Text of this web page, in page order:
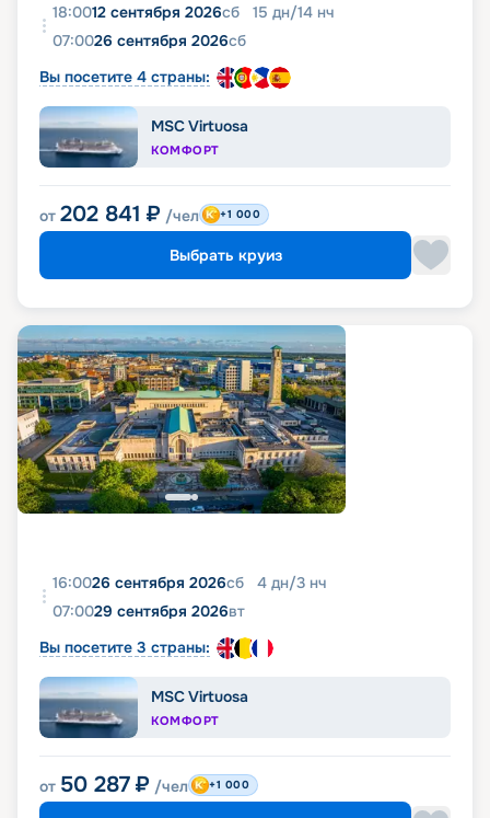
18:0012 сентября 2026сб 15 дн/14 нч
07:0026 сентября 2026сб
Вы посетите 4 страны:
MSC Virtuosa
КОМФОРТ
от 202 841 ₽ /чел +1 000
Выбрать круиз
16:0026 сентября 2026сб 4 дн/3 нч
07:0029 сентября 2026вт
Вы посетите 3 страны:
MSC Virtuosa
КОМФОРТ
от 50 287 ₽ /чел +1 000